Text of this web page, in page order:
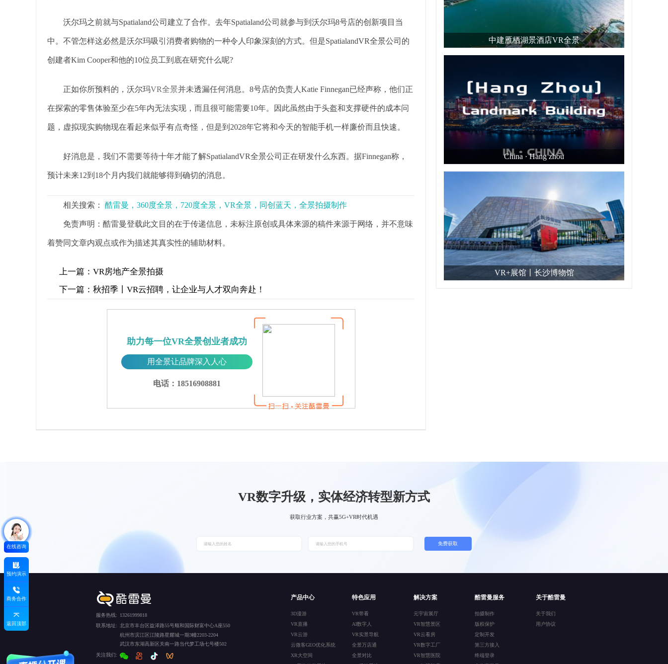
沃尔玛之前就与Spatialand公司建立了合作。去年Spatialand公司就参与到沃尔玛8号店的创新项目当
中。不管怎样这必然是沃尔玛吸引消费者购物的一种令人印象深刻的方式。但是SpatialandVR全景公司的
创建者Kim Cooper和他的10位员工到底在研究什么呢?
正如你所预料的，沃尔玛VR全景并未透漏任何消息。8号店的负责人Katie Finnegan已经声称，他们正
在探索的零售体验至少在5年内无法实现，而且很可能需要10年。因此虽然由于头盔和支撑硬件的成本问
题，虚拟现实购物现在看起来似乎有点奇怪，但是到2028年它将和今天的智能手机一样廉价而且快速。
好消息是，我们不需要等待十年才能了解SpatialandVR全景公司正在研发什么东西。据Finnegan称，
预计未来12到18个月内我们就能够得到确切的消息。
相关搜索： 酷雷曼，360度全景，720度全景，VR全景，同创蓝天，全景拍摄制作
免责声明：酷雷曼登载此文目的在于传递信息，未标注原创或具体来源的稿件来源于网络，并不意味
着赞同文章内观点或作为描述其真实性的辅助材料。
上一篇： VR房地产全景拍摄
下一篇： 秋招季丨VR云招聘，让企业与人才双向奔赴！
助力每一位VR全景创业者成功
用全景让品牌深入人心
电话：18516908881
中建雁栖湖景酒店VR全景
China · Hang zhou
VR+展馆丨长沙博物馆
在线咨询
预约演示
商务合作
返回顶部
VR数字升级，实体经济转型新方式
获取行业方案，共赢5G+VR时代机遇
免费获取
服务热线:
13261999818
联系地址: 北京市丰台区益泽路55号顺和国际财富中心A座550
杭州市滨江区江陵路星耀城一期3幢2203-2204
武汉市东湖高新区关南一路当代梦工场七号楼502
关注我们:
产品中心
3D漫游
VR直播
VR云游
云微客GEO优化系统
XR大空间
特色应用
VR带看
AI数字人
VR实景导航
全景万店通
全景对比
解决方案
元宇宙展厅
VR智慧景区
VR云看房
VR数字工厂
VR智慧医院
酷雷曼服务
拍摄制作
版权保护
定制开发
第三方接入
终端登录
关于酷雷曼
关于我们
用户协议